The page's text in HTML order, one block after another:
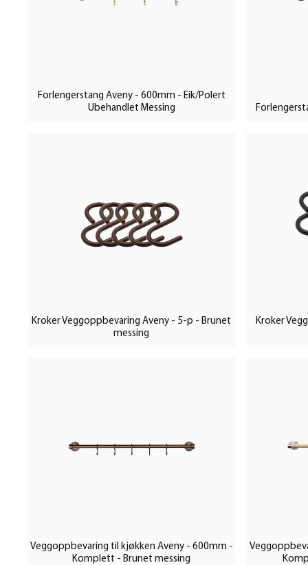
perfekt for å skape et vakkert og praktisk kjøkken. I stedet
Forlengerstang Aveny - 600mm - Eik/Polert
Ubehandlet Messing
Kroker Veggoppbevaring Aveny - 5-p - Brunet
messing
Kroker
Veggoppbevaring til kjøkken Aveny - 600mm -
Komplett - Brunet messing